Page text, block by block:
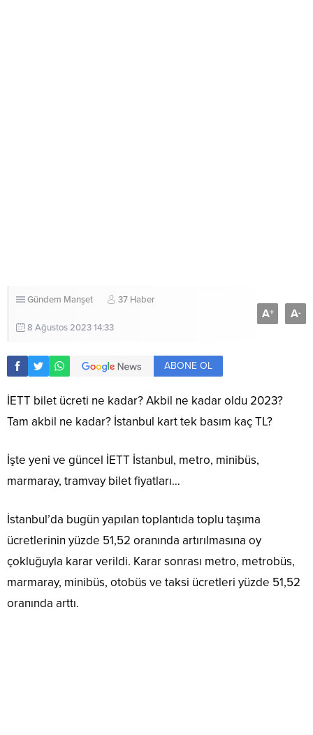
Gündem Manşet 37 Haber
8 Ağustos 2023 14:33
A+ A-
ABONE OL
İETT bilet ücreti ne kadar?Akbil ne kadar oldu 2023?
Tam akbil ne kadar? İstanbul kart tek basım kaç TL?
İşte yeni ve güncel İETT İstanbul, metro, minibüs,
marmaray, tramvay bilet fiyatları…
İstanbul’da bugün yapılan toplantıda toplu taşıma
ücretlerinin yüzde 51,52 oranında artırılmasına oy
çokluğuyla karar verildi. Karar sonrası metro, metrobüs,
marmaray, minibüs, otobüs ve taksi ücretleri yüzde 51,52
oranında arttı.